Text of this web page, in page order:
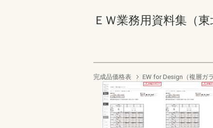
ＥＷ業務用資料集（
完成品価格表 EW for Design（複層ガ